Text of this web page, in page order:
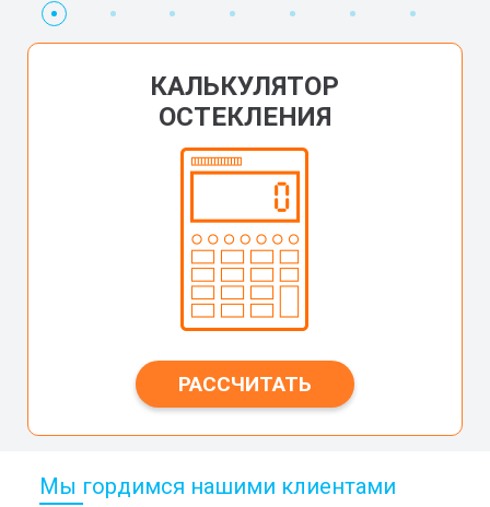
Остекление
в
любую
РассрочкаДополнительная
3%
СтеклопакетСкидка
БесплатныйСкидка
КАЛЬКУЛЯТОР
ОСТЕКЛЕНИЯ
РАССЧИТАТЬ
Мы гордимся нашими клиентами